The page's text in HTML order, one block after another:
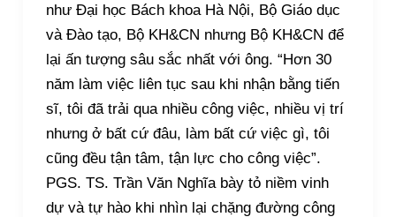
như Đại học Bách khoa Hà Nội, Bộ Giáo dục
và Đào tạo, Bộ KH&CN nhưng Bộ KH&CN để
lại ấn tượng sâu sắc nhất với ông. “Hơn 30
năm làm việc liên tục sau khi nhận bằng tiến
sĩ, tôi đã trải qua nhiều công việc, nhiều vị trí
nhưng ở bất cứ đâu, làm bất cứ việc gì, tôi
cũng đều tận tâm, tận lực cho công việc”.
PGS. TS. Trần Văn Nghĩa bày tỏ niềm vinh
dự và tự hào khi nhìn lại chặng đường công